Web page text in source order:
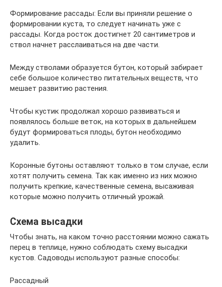
Формирование рассады: Если вы приняли решение о
формировании куста, то следует начинать уже с
рассады. Когда росток достигнет 20 сантиметров и
ствол начнет расслаиваться на две части.
Между стволами образуется бутон, который забирает
себе большое количество питательных веществ, что
мешает развитию растения.
Чтобы кустик продолжал хорошо развиваться и
появлялось больше веток, на которых в дальнейшем
будут формироваться плоды, бутон необходимо
удалить.
Коронные бутоны оставляют только в том случае, если
хотят получить семена. Так как именно из них можно
получить крепкие, качественные семена, высаживая
которые можно получить отличный урожай.
Схема высадки
Чтобы знать, на каком точно расстоянии можно сажать
перец в теплице, нужно соблюдать схему высадки
кустов. Садоводы используют разные способы:
Рассадный